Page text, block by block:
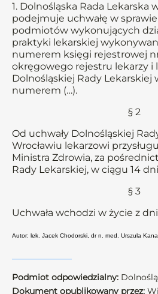
1. Dolnośląska Rada Lekarska
podejmuje uchwałę w
podmiotów wykonujących
praktyki lekarskiej
numerem księgi rejestrowej
okręgowego rejestru lekarzy i
Dolnośląskiej Rady Lekarskiej
numerem (…).
§ 2
Od uchwały Dolnośląskiej
Wrocławiu lekarzowi
Ministra Zdrowia, za
Rady Lekarskiej, w ciągu 14
§ 3
Uchwała wchodzi w życie z
Autor: lek. Jacek Chodorski, dr n. med. Urszula
Podmiot odpowiedzialny:
Dokument opublikowany przez: